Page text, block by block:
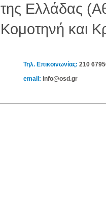
της Ελλάδας
Κομοτηνή και
Τηλ. Επικοινωνίας: 210
email: info@osd.gr